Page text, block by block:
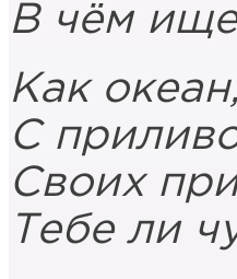
В чём
Как
С
Своих
Тебе ли